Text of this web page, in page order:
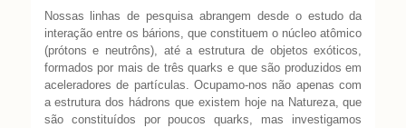
Nossas linhas de pesquisa abrangem desde o estudo da
interação entre os bárions, que constituem o núcleo atômico
(prótons e neutrôns), até a estrutura de objetos exóticos,
formados por mais de três quarks e que são produzidos em
aceleradores de partículas. Ocupamo-nos não apenas com
a estrutura dos hádrons que existem hoje na Natureza, que
são constituídos por poucos quarks, mas investigamos